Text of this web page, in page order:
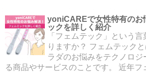
yoniCAREで女性特有のお
ックを詳しく紹介
「フェムテック」という
りますか？ フェムテック
ラダのお悩みをテクノロジ
る商品やサービスのことです。 近年フ